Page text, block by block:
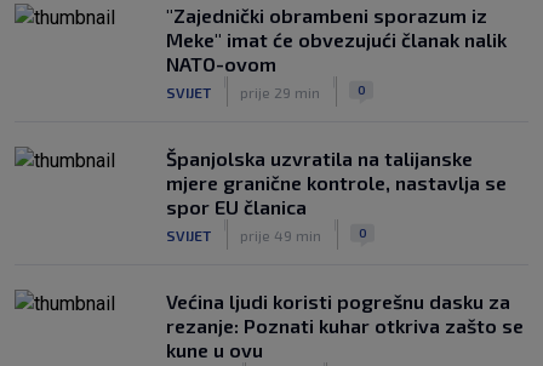
SK prije 4 h
"Zajednički obrambeni sporazum iz
Meke" imat će obvezujući članak nalik
NATO-ovom
SVIJET prije 29 min 0
Španjolska uzvratila na talijanske
mjere granične kontrole, nastavlja se
spor EU članica
SVIJET prije 49 min 0
Većina ljudi koristi pogrešnu dasku za
rezanje: Poznati kuhar otkriva zašto se
kune u ovu